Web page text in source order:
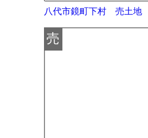
八代市鏡町下村 売土地
売